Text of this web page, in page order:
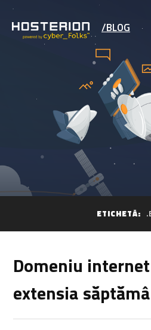
/BLOG
ETICHETĂ:
Domeniu
extensia